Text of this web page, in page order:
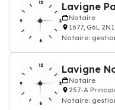
Lavigne
Notaire
1677, G6L
Notaire:
Lavigne
Notaire
257-A
Notaire: